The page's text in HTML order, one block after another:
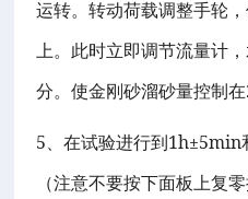
运转。转动荷载调整手轮
上。此时立即调节流量计
分。使金刚砂溜砂量控制在
5 、在试验进行到 1h±5min
（注意不要按下面板上复